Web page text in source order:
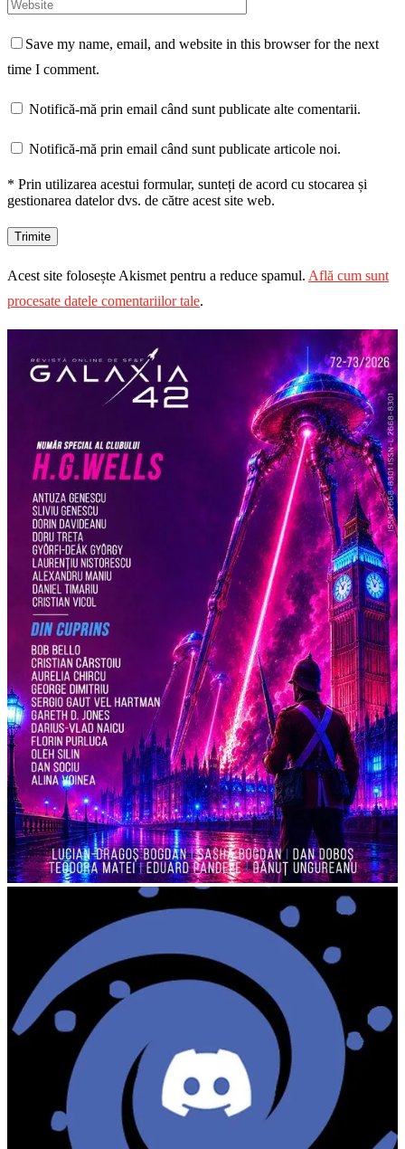
Save my name, email, and website in this browser for the next
time I comment.
Notifică-mă prin email când sunt publicate alte comentarii.
Notifică-mă prin email când sunt publicate articole noi.
* Prin utilizarea acestui formular, sunteți de acord cu stocarea și
gestionarea datelor dvs. de către acest site web.
Acest site folosește Akismet pentru a reduce spamul. Află cum sunt
procesate datele comentariilor tale.